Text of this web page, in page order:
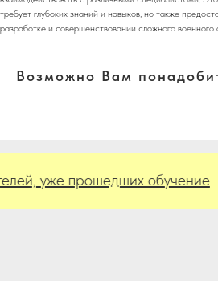
требует глубоких знаний и навыков, но также
разработке и совершенствовании сложного военного
Возможно Вам
уже прошедших обучение